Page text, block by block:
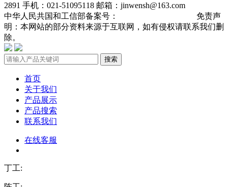
2891 手机：021-51095118 邮箱：jinwensh@163.com
中华人民共国和工信部备案号：
免责声
明：本网站的部分资料来源于互联网，如有侵权请联系我们删
除。
搜索
首页
关于我们
产品展示
产品搜索
联系我们
在线客服
丁工: